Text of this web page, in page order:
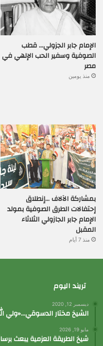
الإمام جابر الجزولي… قطب
الصوفية وسفير الحب الإلهي في
مصر
منذ يومين
بمشاركة الآلاف …إنطلاق
إحتفالات الطرق الصوفية بمولد
الإمام جابر الجازولي الثلاثاء
المقبل
منذ 7 أيام
تريند اليوم
ديسمبر 12, 2020
الشيخ مختار الدسوقي…«ولي
مايو 19, 2026
شيخ الطريقة العزمية يبعث